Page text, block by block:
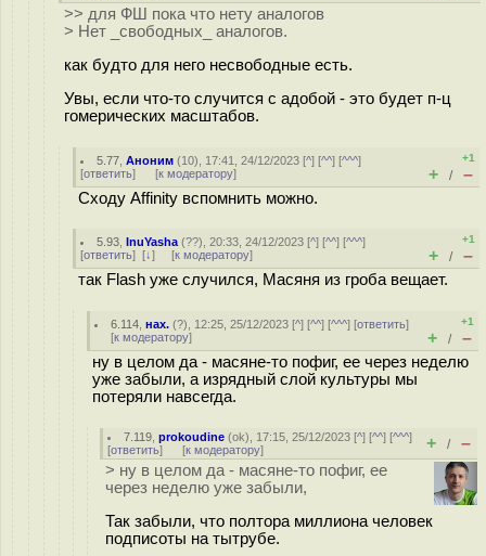
>> для ФШ пока что нету аналогов
> Нет _свободных_ аналогов.
как будто для него несвободные есть.
Увы, если что-то случится с адобой - это будет п-ц
гомерических масштабов.
5.77 ,Аноним (10), 17:41, 24/12/2023 [^] [^^] [^^^]
[ответить] [к модератору]
+1
+ / –
Сходу Affinity вспомнить можно.
5.93 ,InuYasha (??), 20:33, 24/12/2023 [^] [^^] [^^^]
[ответить] [↓] [к модератору]
+1
+ / –
так Flash уже случился, Масяня из гроба вещает.
6.114 ,нах. (?), 12:25, 25/12/2023 [^] [^^] [^^^] [ответить]
[к модератору]
+1
+ / –
ну в целом да - масяне-то пофиг, ее через неделю
уже забыли, а изрядный слой культуры мы
потеряли навсегда.
7.119 ,prokoudine (ok), 17:15, 25/12/2023 [^] [^^] [^^^]
[ответить] [к модератору] + / –
> ну в целом да - масяне-то пофиг, ее
через неделю уже забыли,
Так забыли, что полтора миллиона человек
подписоты на тытрубе.